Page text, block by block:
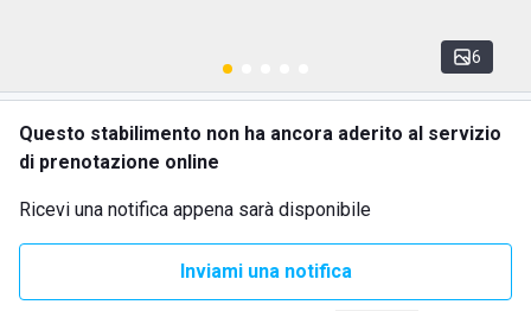
6
Questo stabilimento non ha ancora aderito al servizio
di prenotazione online
Ricevi una notifica appena sarà disponibile
Inviami una notifica